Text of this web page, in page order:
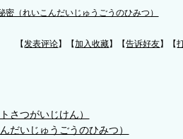
密（れいこんだいじゅうごうのひみつ）
【发表评论】【加入收藏】【告诉好友】【
さつがいじけん）
だいじゅうごうのひみつ）